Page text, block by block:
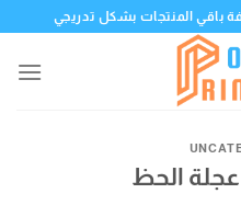
content
باقي المنتجات بشكل تدريجي
الحظ